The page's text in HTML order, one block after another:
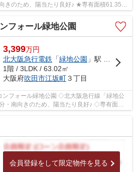
きのため、陽当たり良好♪ ★専有面積61.35㎡
フォーム完成予定 ★各居...
フォール緑地公園
3,399万円
北大阪急行電鉄 「緑地公園 」駅 徒歩13分
1階 / 3LDK / 63.02㎡
大阪府吹田市江坂町３丁目
フォール緑地公園 ◇北大阪急行線「緑地公
・南向きのため、陽当たり良好♪ ◇専有面積
月に室内リフォーム済 ◇ペ...
会員登録をして限定物件を見る